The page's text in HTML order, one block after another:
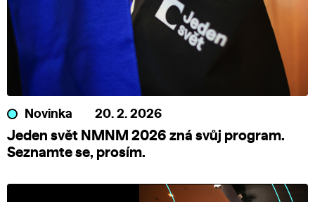
Novinka 20. 2. 2026
Jeden svět NMNM 2026 zná svůj program.
Seznamte se, prosím.